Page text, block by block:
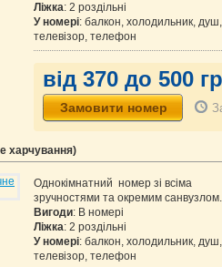
Ліжка: 2 роздільні
У номері: балкон, холодильник, душ,
телевізор, телефон
від 370 до 500
харчування)
Однокімнатний номер зі всіма
зручностями та окремим санвузлом.
Вигоди: В номері
Ліжка: 2 роздільні
У номері: балкон, холодильник, душ,
телевізор, телефон